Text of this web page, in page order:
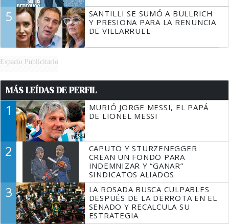
5
SANTILLI SE SUMÓ A BULLRICH
Y PRESIONA PARA LA RENUNCIA
DE VILLARRUEL
Espacio Publicitario
MÁS LEÍDAS DE PERFIL
1
MURIÓ JORGE MESSI, EL PAPÁ
DE LIONEL MESSI
2
CAPUTO Y STURZENEGGER
CREAN UN FONDO PARA
INDEMNIZAR Y “GANAR”
SINDICATOS ALIADOS
3
LA ROSADA BUSCA CULPABLES
DESPUÉS DE LA DERROTA EN EL
SENADO Y RECALCULA SU
ESTRATEGIA